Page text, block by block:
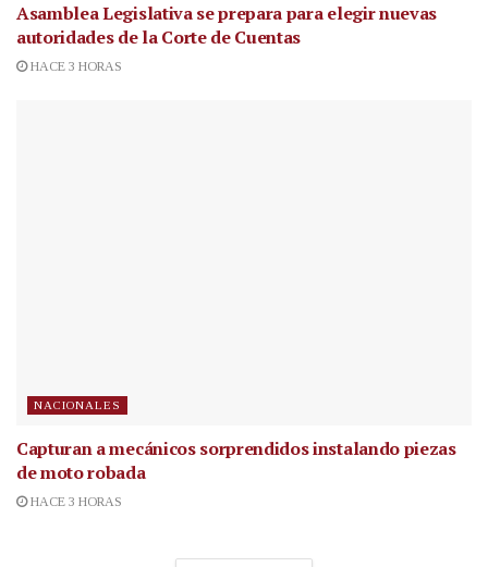
Asamblea Legislativa se prepara para elegir nuevas
autoridades de la Corte de Cuentas
HACE 3 HORAS
NACIONALES
Capturan a mecánicos sorprendidos instalando piezas
de moto robada
HACE 3 HORAS